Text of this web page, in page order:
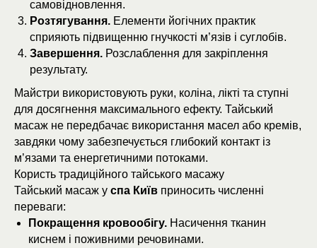
самовідновлення.
Розтягування. Елементи йогічних практик
сприяють підвищенню гнучкості м’язів і суглобів.
Завершення. Розслаблення для закріплення
результату.
Майстри використовують руки, коліна, лікті та ступні
для досягнення максимального ефекту. Тайський
масаж не передбачає використання масел або кремів,
завдяки чому забезпечується глибокий контакт із
м’язами та енергетичними потоками.
Користь традиційного тайського масажу
Тайський масаж у спа Київ приносить численні
переваги:
Покращення кровообігу. Насичення тканин
киснем і поживними речовинами.